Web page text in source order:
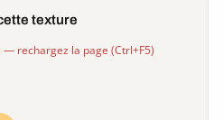
texture
rechargez la page (Ctrl+F5)